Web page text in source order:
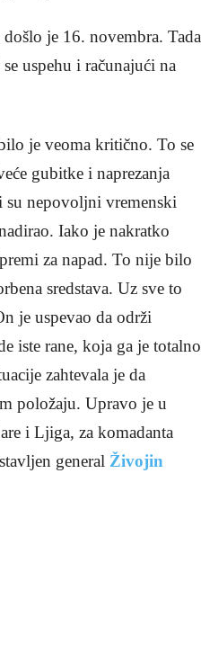
je 16. novembra. Tada
uspehu i računajući na
je veoma kritično. To se
gubitke i naprezanja
nepovoljni vremenski
Iako je nakratko
za napad. To nije bilo
sredstava. Uz sve to
je uspevao da održi
iste rane, koja ga je totalno
zahtevala je da
položaju. Upravo je u
i Ljiga, za komadanta
general Živojin